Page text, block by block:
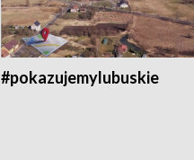
#pokazujemylubuskie